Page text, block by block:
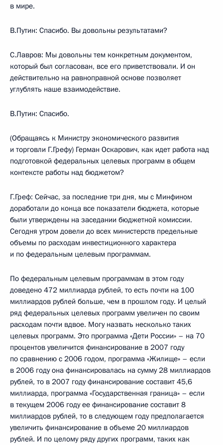
в мире.
В.Путин: Спасибо. Вы довольны результатами?
С.Лавров: Мы довольны тем конкретным документом,
который был согласован, все его приветствовали. И он
действительно на равноправной основе позволяет
углублять наше взаимодействие.
В.Путин: Спасибо.
(Обращаясь к Министру экономического развития
и торговли Г.Грефу) Герман Оскарович, как идет работа над
подготовкой федеральных целевых программ в общем
контексте работы над бюджетом?
Г.Греф: Сейчас, за последние три дня, мы с Минфином
доработали до конца все показатели бюджета, которые
были утверждены на заседании бюджетной комиссии.
Сегодня утром довели до всех министерств предельные
объемы по расходам инвестиционного характера
и по федеральным целевым программам.
По федеральным целевым программам в этом году
доведено 472 миллиарда рублей, то есть почти на 100
миллиардов рублей больше, чем в прошлом году. И целый
ряд федеральных целевых программ увеличен по своим
расходам почти вдвое. Могу назвать несколько таких
целевых программ. Это программа «Дети России» – на 70
процентов увеличится финансирование в 2007 году
по сравнению с 2006 годом, программа «Жилище» – если
в 2006 году она финансировалась на сумму 28 миллиардов
рублей, то в 2007 году финансирование составит 45,6
миллиарда, программа «Государственная граница» – если
в текущем 2006 году ее финансирование составит 8
миллиардов рублей, то в следующем году предполагается
увеличить финансирование в объеме 20 миллиардов
рублей. И по целому ряду других программ, таких как